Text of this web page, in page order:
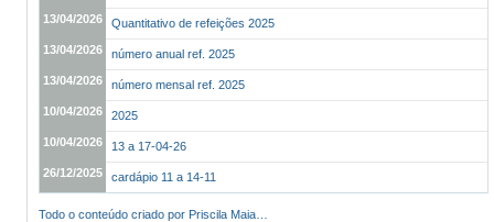
13/04/2026
Quantitativo de refeições 2025
13/04/2026
número anual ref. 2025
13/04/2026
número mensal ref. 2025
10/04/2026
2025
10/04/2026
13 a 17-04-26
26/12/2025
cardápio 11 a 14-11
Todo o conteúdo criado por Priscila Maia…